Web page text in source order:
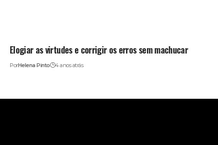
Elogiar as virtudes e corrigir os erros sem machucar
PorHelena Pinto 4 anos atrás